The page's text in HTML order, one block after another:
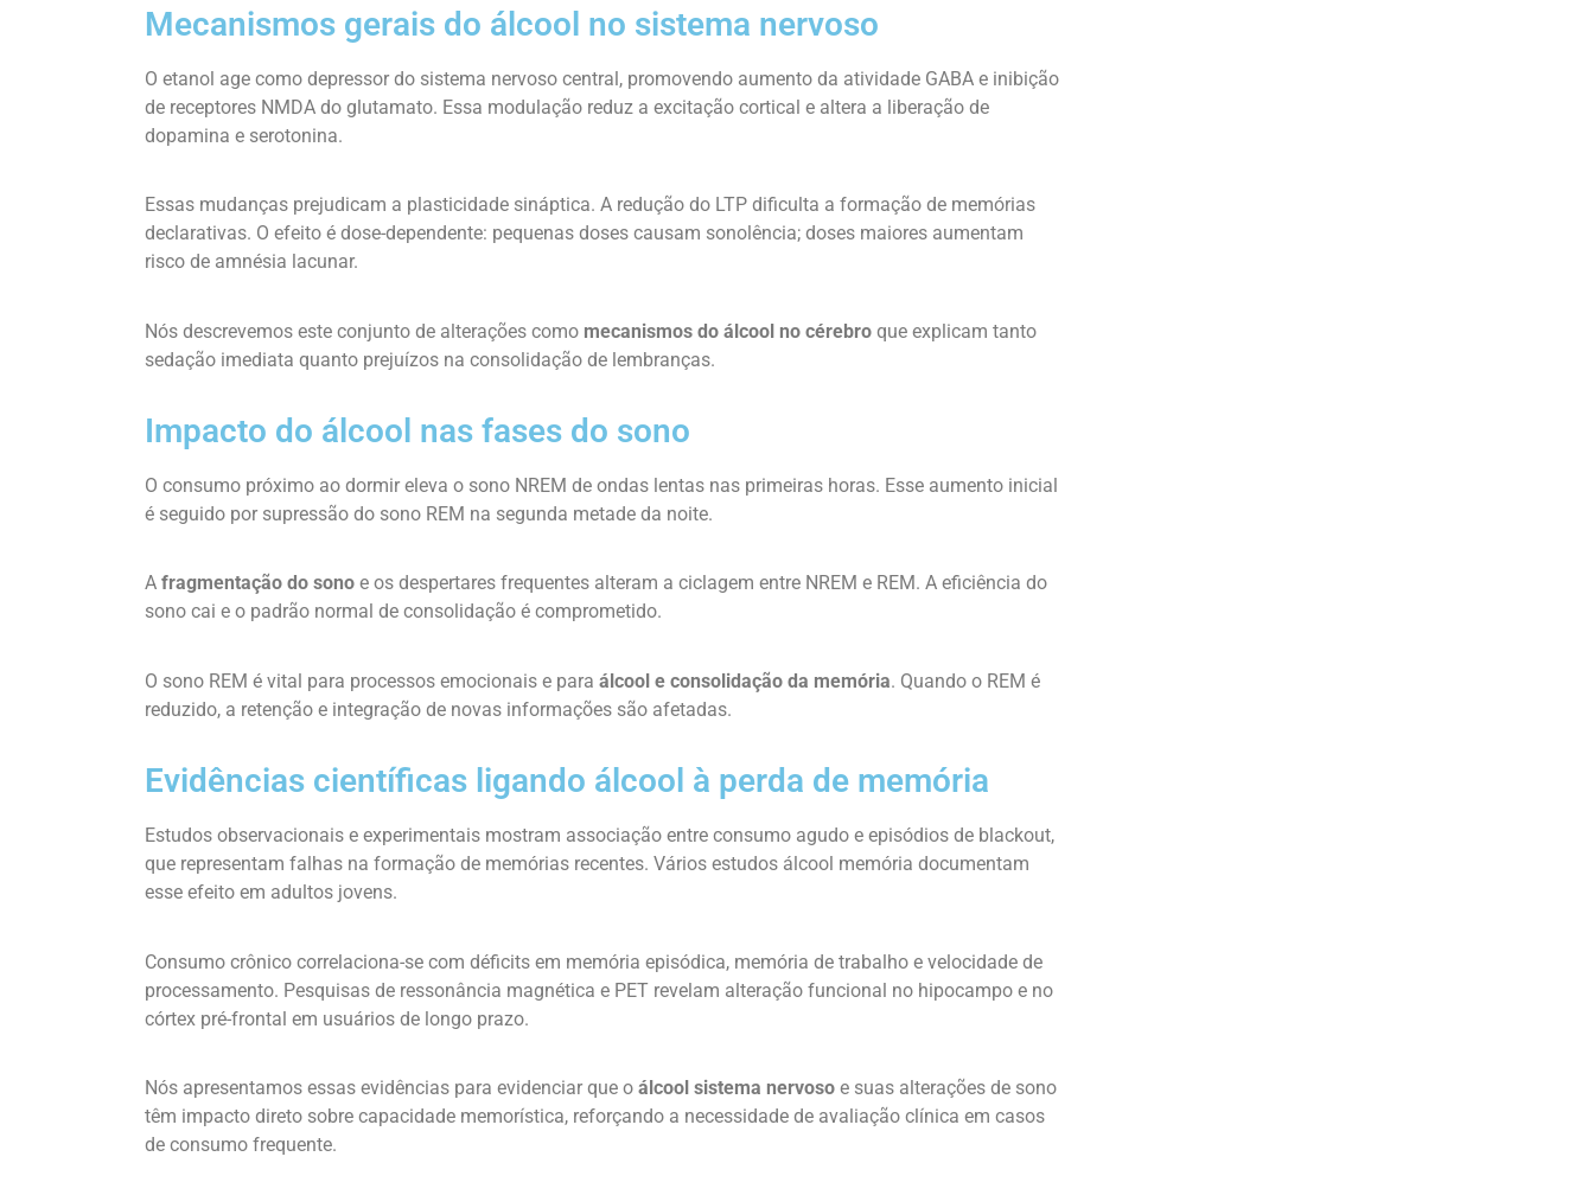
Mecanismos gerais do álcool no sistema nervoso
O etanol age como depressor do sistema nervoso central, promovendo aumento da atividade GABA e inibição
de receptores NMDA do glutamato. Essa modulação reduz a excitação cortical e altera a liberação de
dopamina e serotonina.
Essas mudanças prejudicam a plasticidade sináptica. A redução do LTP dificulta a formação de memórias
declarativas. O efeito é dose-dependente: pequenas doses causam sonolência; doses maiores aumentam
risco de amnésia lacunar.
Nós descrevemos este conjunto de alterações como mecanismos do álcool no cérebro que explicam tanto
sedação imediata quanto prejuízos na consolidação de lembranças.
Impacto do álcool nas fases do sono
O consumo próximo ao dormir eleva o sono NREM de ondas lentas nas primeiras horas. Esse aumento inicial
é seguido por supressão do sono REM na segunda metade da noite.
A fragmentação do sono e os despertares frequentes alteram a ciclagem entre NREM e REM. A eficiência do
sono cai e o padrão normal de consolidação é comprometido.
O sono REM é vital para processos emocionais e para álcool e consolidação da memória. Quando o REM é
reduzido, a retenção e integração de novas informações são afetadas.
Evidências científicas ligando álcool à perda de memória
Estudos observacionais e experimentais mostram associação entre consumo agudo e episódios de blackout,
que representam falhas na formação de memórias recentes. Vários estudos álcool memória documentam
esse efeito em adultos jovens.
Consumo crônico correlaciona-se com déficits em memória episódica, memória de trabalho e velocidade de
processamento. Pesquisas de ressonância magnética e PET revelam alteração funcional no hipocampo e no
córtex pré-frontal em usuários de longo prazo.
Nós apresentamos essas evidências para evidenciar que o álcool sistema nervoso e suas alterações de sono
têm impacto direto sobre capacidade memorística, reforçando a necessidade de avaliação clínica em casos
de consumo frequente.